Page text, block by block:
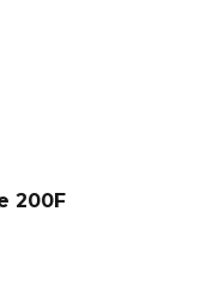
200F